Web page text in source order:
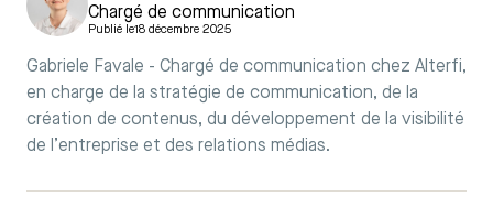
Chargé de communication
Publié le18 décembre 2025
Gabriele Favale - Chargé de communication chez Alterfi,
en charge de la stratégie de communication, de la
création de contenus, du développement de la visibilité
de l’entreprise et des relations médias.